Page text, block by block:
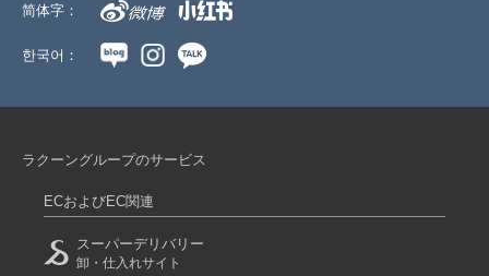
简体字：
한국어：
ラクーングループのサービス
ECおよびEC関連
スーパーデリバリー
卸・仕入れサイト